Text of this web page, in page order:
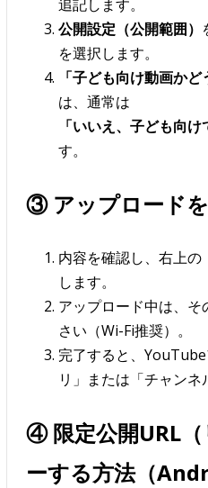
追記します。
公開設定（公開範囲）
を選択します。
「子ども向け動画かど
は、通常は
「いいえ、子ども向け
す。
③ アップロード
内容を確認し、右上の
します。
アップロード中は、
さい（Wi-Fi推奨）。
完了すると、
リ」または「チャンネ
④ 限定公開URL
ーする方法（